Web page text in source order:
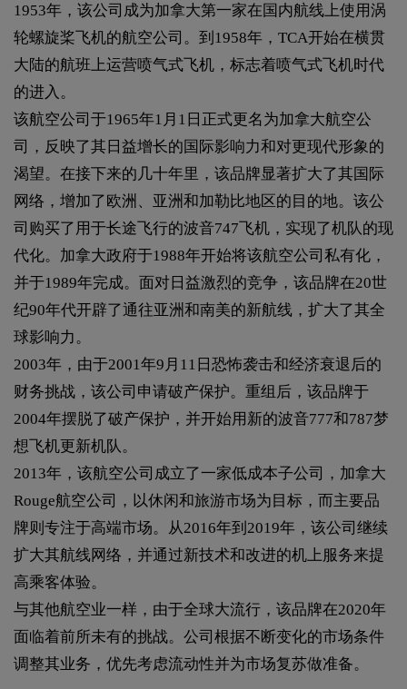
1953年，该公司成为加拿大第一家在国内航线上使用涡
轮螺旋桨飞机的航空公司。到1958年，TCA开始在横贯
大陆的航班上运营喷气式飞机，标志着喷气式飞机时代
的进入。
该航空公司于1965年1月1日正式更名为加拿大航空公
司，反映了其日益增长的国际影响力和对更现代形象的
渴望。在接下来的几十年里，该品牌显著扩大了其国际
网络，增加了欧洲、亚洲和加勒比地区的目的地。该公
司购买了用于长途飞行的波音747飞机，实现了机队的现
代化。加拿大政府于1988年开始将该航空公司私有化，
并于1989年完成。面对日益激烈的竞争，该品牌在20世
纪90年代开辟了通往亚洲和南美的新航线，扩大了其全
球影响力。
2003年，由于2001年9月11日恐怖袭击和经济衰退后的
财务挑战，该公司申请破产保护。重组后，该品牌于
2004年摆脱了破产保护，并开始用新的波音777和787梦
想飞机更新机队。
2013年，该航空公司成立了一家低成本子公司，加拿大
Rouge航空公司，以休闲和旅游市场为目标，而主要品
牌则专注于高端市场。从2016年到2019年，该公司继续
扩大其航线网络，并通过新技术和改进的机上服务来提
高乘客体验。
与其他航空业一样，由于全球大流行，该品牌在2020年
面临着前所未有的挑战。公司根据不断变化的市场条件
调整其业务，优先考虑流动性并为市场复苏做准备。